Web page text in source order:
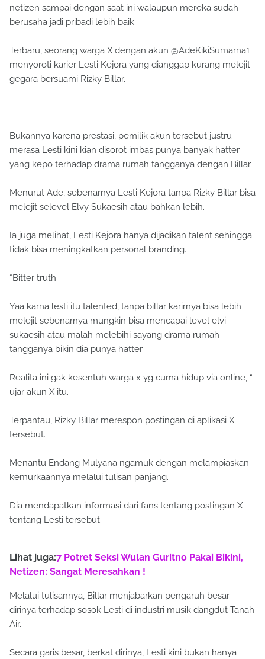
netizen sampai dengan saat ini walaupun mereka sudah
berusaha jadi pribadi lebih baik.
Terbaru, seorang warga X dengan akun @AdeKikiSumarna1
menyoroti karier Lesti Kejora yang dianggap kurang melejit
gegara bersuami Rizky Billar.
Bukannya karena prestasi, pemilik akun tersebut justru
merasa Lesti kini kian disorot imbas punya banyak hatter
yang kepo terhadap drama rumah tangganya dengan Billar.
Menurut Ade, sebenarnya Lesti Kejora tanpa Rizky Billar bisa
melejit selevel Elvy Sukaesih atau bahkan lebih.
Ia juga melihat, Lesti Kejora hanya dijadikan talent sehingga
tidak bisa meningkatkan personal branding.
“Bitter truth
Yaa karna lesti itu talented, tanpa billar karirnya bisa lebih
melejit sebenarnya mungkin bisa mencapai level elvi
sukaesih atau malah melebihi sayang drama rumah
tangganya bikin dia punya hatter
Realita ini gak kesentuh warga x yg cuma hidup via online, “
ujar akun X itu.
Terpantau, Rizky Billar merespon postingan di aplikasi X
tersebut.
Menantu Endang Mulyana ngamuk dengan melampiaskan
kemurkaannya melalui tulisan panjang.
Dia mendapatkan informasi dari fans tentang postingan X
tentang Lesti tersebut.
Lihat juga:7 Potret Seksi Wulan Guritno Pakai Bikini,
Netizen: Sangat Meresahkan !
Melalui tulisannya, Billar menjabarkan pengaruh besar
dirinya terhadap sosok Lesti di industri musik dangdut Tanah
Air.
Secara garis besar, berkat dirinya, Lesti kini bukan hanya